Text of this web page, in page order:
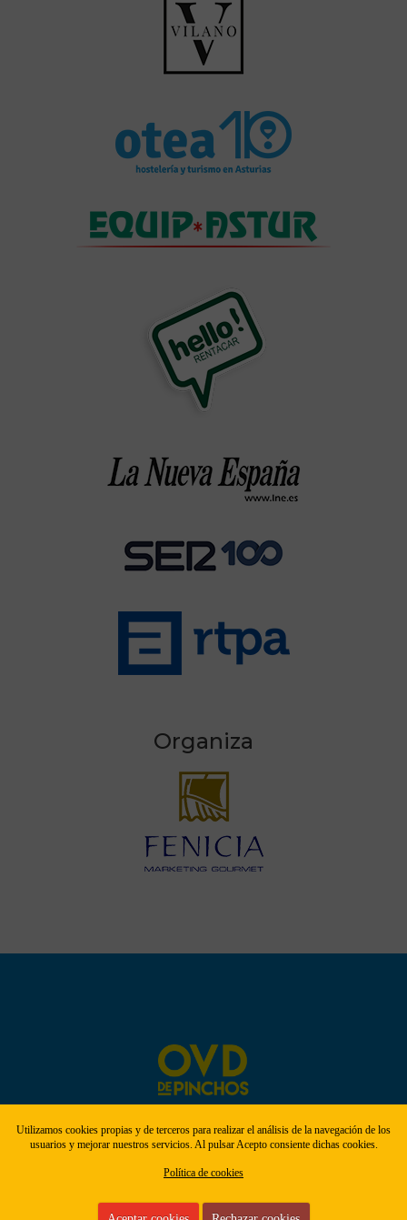
Organiza
Aviso legal Política de privacidad | Cookies
Utilizamos cookies propias y de terceros para realizar el análisis de la navegación de los
usuarios y mejorar nuestros servicios. Al pulsar Acepto consiente dichas cookies.
Política de cookies